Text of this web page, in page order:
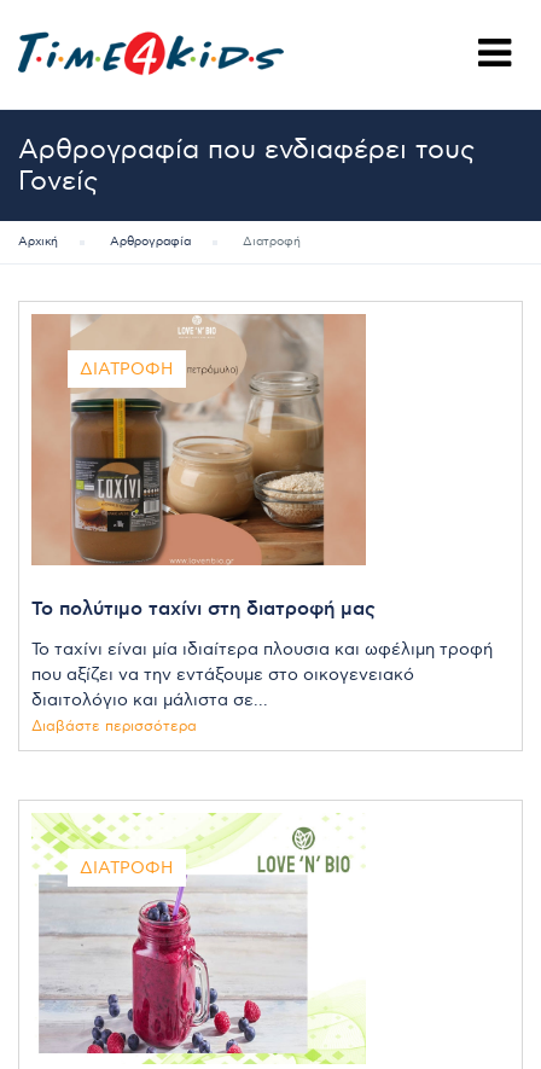
Αρθρογραφία που ενδιαφέρει τους
Γονείς
Αρχική Αρθρογραφία Διατροφή
ΔΙΑΤΡΟΦΉ
Το πολύτιμο ταχίνι στη διατροφή μας
Το ταχίνι είναι μία ιδιαίτερα πλουσια και ωφέλιμη τροφή
που αξίζει να την εντάξουμε στο οικογενειακό
διαιτολόγιο και μάλιστα σε...
Διαβάστε περισσότερα
ΔΙΑΤΡΟΦΉ